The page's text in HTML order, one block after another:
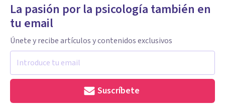
La pasión por la psicología también en
tu email
Únete y recibe artículos y contenidos exclusivos
Suscríbete